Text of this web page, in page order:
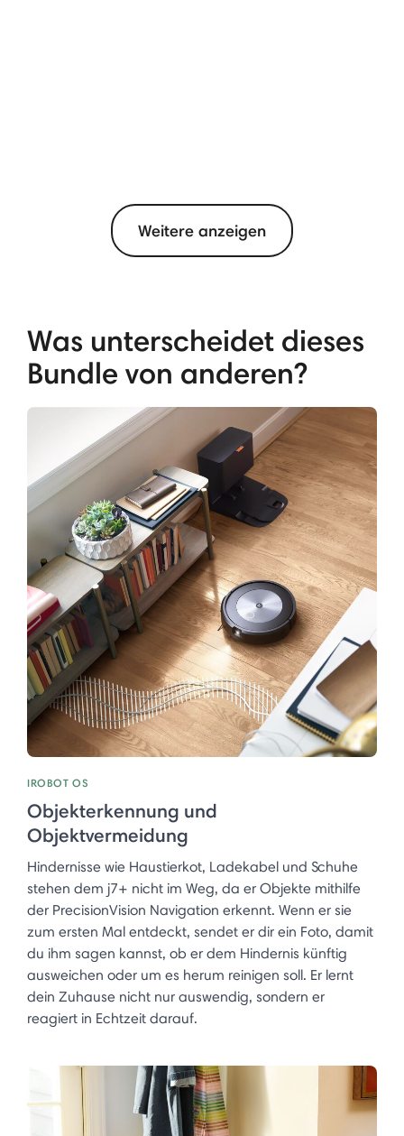
Weitere anzeigen
Was unterscheidet dieses
Bundle von anderen?
IROBOT OS
Objekterkennung und
Objektvermeidung
Hindernisse wie Haustierkot, Ladekabel und Schuhe
stehen dem j7+ nicht im Weg, da er Objekte mithilfe
der PrecisionVision Navigation erkennt. Wenn er sie
zum ersten Mal entdeckt, sendet er dir ein Foto, damit
du ihm sagen kannst, ob er dem Hindernis künftig
ausweichen oder um es herum reinigen soll. Er lernt
dein Zuhause nicht nur auswendig, sondern er
reagiert in Echtzeit darauf. ​